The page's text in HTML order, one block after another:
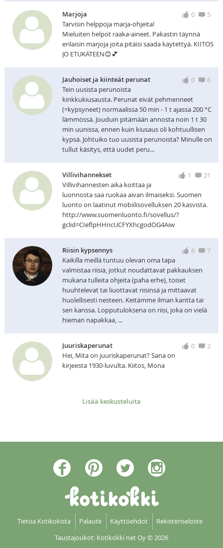
0 5
Marjoja
Tarvisin helppoja marja-ohjeita!
Mieluiten helpot raaka-aineet. Pakastin täynnä
erilaisin marjoja joita pitäisi saada käytettyä. KIITOS
JO ETUKÄTEEN😊💕
0 6
Jauhoiset ja kiinteät perunat
Tein uusista perunoista
kinkkukiusausta. Perunat eivät pehmenneet
(=kypsyneet) normaalissa 50 min - 1 t ajassa 200 °C
lämmössä. Jouduin pitämään annosta noin 1 t 30
min uunissa, ennen kuin kiusaus oli kohtuullisen
kypsä. Johtuiko tuo uusista perunoista? Minulle on
tullut käsitys, että uudet peru...
1 21
Villivihannekset
Villivihannesten aika koittaa ja
luonnosta saa ruokaa aivan ilmaiseksi. Suomen
luonto on laatinut mobiilisovelluksen 20 kasvista.
http://www.suomenluonto.fi/sovellus/?
gclid=CIeflpHHncUCFYXhcgodOG4Aiw
6 7
Riisin kypsennys
Kaikilla meillä tuntuu olevan oma tapa
valmistaa riisiä, jotkut noudattavat pakkauksen
mukana tulleita ohjeita (paha erhe), toiset
huuhtelevat tai liuottavat riisinsä ja mittaavat
huolellisesti nesteen. Keitämme ilman kantta tai
sen kanssa. Lopputuloksena on riisi, joka on vielä
hieman napakkaa, ...
0 2
Juuriskaperunat
Hei, Mita on juuriskaperunat? Sana on
kirjeesta 1930-luvulta. Kiitos, Mona
Lisää keskusteluita
Tietoa Kotikokista Palaute Käyttöehdot
Rekisteriseloste
Taustajoukot: Kotikokki net Oy© 2026